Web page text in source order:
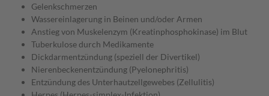
Gelenkschmerzen
Wassereinlagerung in Beinen und/oder Armen
Anstieg von Muskelenzym (Kreatinphosphokinase) im Blut
Tuberkulose durch Medikamente
Dickdarmentzündung (speziell der Divertikel)
Nierenbeckenentzündung (Pyelonephritis)
Entzündung des Unterhautzellgewebes (Zellulitis)